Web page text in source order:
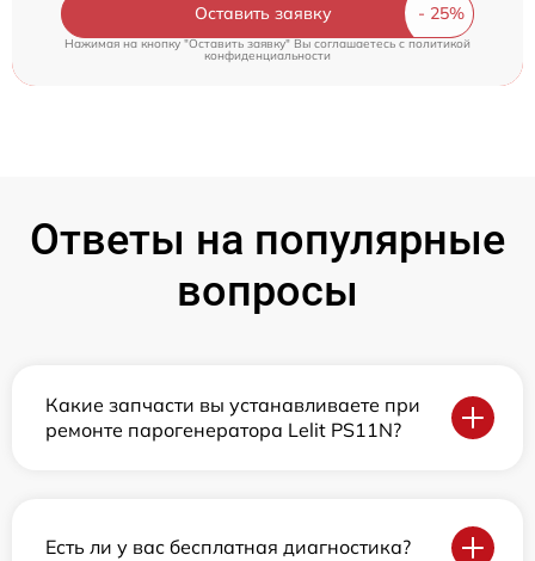
Оставить заявку
Нажимая на кнопку "Оставить заявку" Вы соглашаетесь cполитикой
конфиденциальности
Ответы на популярные
вопросы
Какие запчасти вы устанавливаете при
ремонте парогенератора Lelit PS11N?
Есть ли у вас бесплатная диагностика?